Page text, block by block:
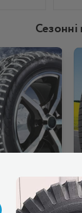
ЗИМОВІ